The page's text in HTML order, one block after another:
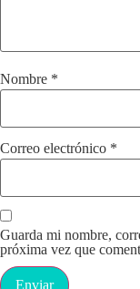
Nombre *
Correo electrónico *
Guarda mi nombre,
próxima vez que